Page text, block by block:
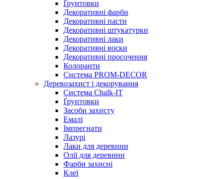
Ґрунтовки
Декоративні фарби
Декоративні пасти
Декоративні штукатурки
Декоративні лаки
Декоративні воски
Декоративні просочення
Колоранти
Система PROM-DECOR
Деревозахист і декорування
Система Chalk-IT
Ґрунтовки
Засоби захисту
Емалі
Імпрегнати
Лазурі
Лаки для деревини
Олії для деревини
Фарби захисні
Клеї